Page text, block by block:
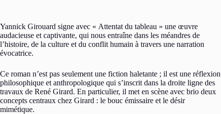
Yannick Girouard signe avec « Attentat du tableau » une œuvre
audacieuse et captivante, qui nous entraîne dans les méandres de
l’histoire, de la culture et du conflit humain à travers une narration
évocatrice.
Ce roman n’est pas seulement une fiction haletante ; il est une réflexion
philosophique et anthropologique qui s’inscrit dans la droite ligne des
travaux de René Girard. En particulier, il met en scène avec brio deux
concepts centraux chez Girard : le bouc émissaire et le désir
mimétique.